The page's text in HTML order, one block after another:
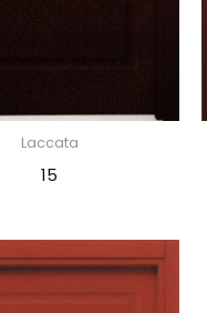
Laccata
15